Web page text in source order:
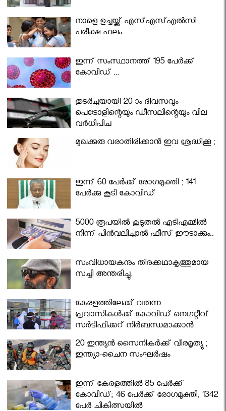
നാളെ ഉച്ചയ്ക്ക് എസ്എസ്എല്‍സി
പരീക്ഷ ഫലം
ഇന്ന് സംസ്ഥാനത്ത് 195 പേര്‍ക്ക്
കോവിഡ് ...
തുടർച്ചയായി 20-ാം ദിവസവും
പെട്രോളിന്റെയും ഡീസലിന്റെയും വില
വര്‍ധിപ്പിച്ചു
മുഖക്കുരു വരാതിരിക്കാന്‍ ഇവ ശ്രദ്ധിക്കൂ ;
ഇന്ന് 60 പേർക്ക് രോഗമുക്തി ; 141
പേര്‍ക്കു കൂടി കോവിഡ്
5000 രൂപയിൽ കൂടുതൽ എടിഎമ്മിൽ
നിന്ന് പിൻവലിച്ചാൽ ഫീസ് ഈടാക്കും..
സംവിധായകനും തിരക്കഥാകൃത്തുമായ
സച്ചി അന്തരിച്ചു.
കേരളത്തിലേക്ക് വരുന്ന
പ്രവാസികള്‍ക്ക് കോവിഡ് നെഗറ്റീവ്
സര്‍ട്ടിഫിക്കറ്റ് നിർബന്ധമാക്കാൻ
മന്ത്രിസഭ
20 ഇന്ത്യൻ സൈനികർക്ക് വീരമൃത്യു ;
ഇന്ത്യാ-ചൈന സംഘർഷം
ഇന്ന് കേരളത്തിൽ 85 പേർക്ക്
കോവിഡ്; 46 പേർക്ക് രോഗമുക്തി, 1342
പേർ ചികിത്സയിൽ